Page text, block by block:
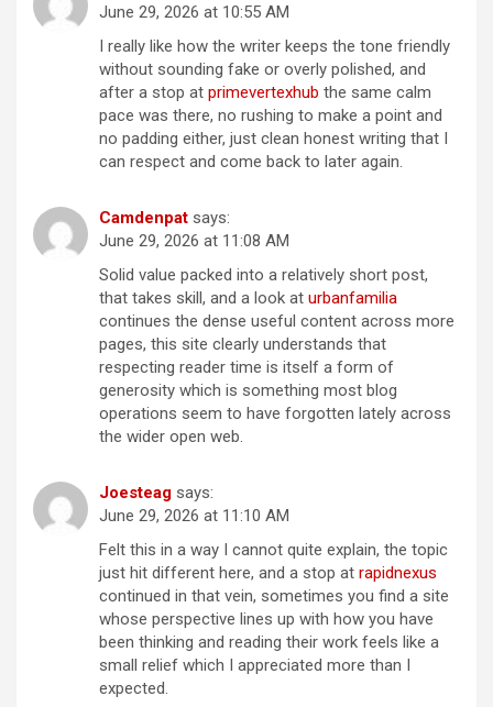
June 29, 2026 at 10:55 AM
I really like how the writer keeps the tone friendly
without sounding fake or overly polished, and
after a stop at primevertexhub the same calm
pace was there, no rushing to make a point and
no padding either, just clean honest writing that I
can respect and come back to later again.
Camdenpat says:
June 29, 2026 at 11:08 AM
Solid value packed into a relatively short post,
that takes skill, and a look at urbanfamilia
continues the dense useful content across more
pages, this site clearly understands that
respecting reader time is itself a form of
generosity which is something most blog
operations seem to have forgotten lately across
the wider open web.
Joesteag says:
June 29, 2026 at 11:10 AM
Felt this in a way I cannot quite explain, the topic
just hit different here, and a stop at rapidnexus
continued in that vein, sometimes you find a site
whose perspective lines up with how you have
been thinking and reading their work feels like a
small relief which I appreciated more than I
expected.